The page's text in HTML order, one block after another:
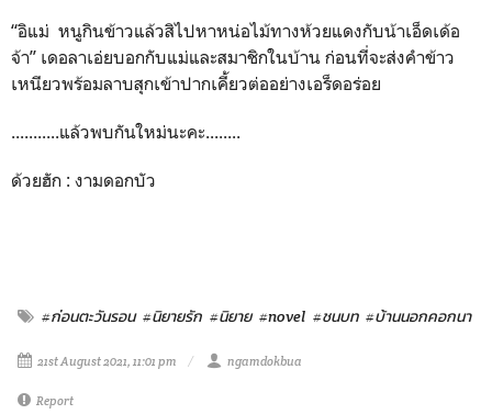
“อิแม่ หนูกินข้าวแล้วสิไปหาหน่อไม้ทางห้วยแดงกับน้าเอ็ดเด้อ
จ้า” เดอลาเอ่ยบอกกับแม่และสมาชิกในบ้าน ก่อนที่จะส่งคำข้าว
เหนียวพร้อมลาบสุกเข้าปากเคี้ยวต่ออย่างเอร็ดอร่อย
...........แล้วพบกันใหม่นะคะ........
ด้วยฮัก : งามดอกบัว
#ก่อนตะวันรอน #นิยายรัก #นิยาย #novel #ชนบท #บ้านนอกคอกนา
21st August 2021, 11:01 pm ngamdokbua
Report